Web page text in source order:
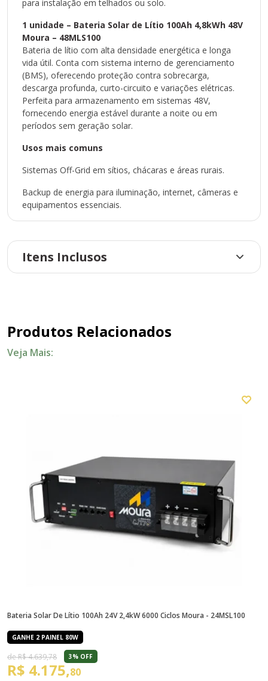
para instalação em telhados ou solo.
1 unidade – Bateria Solar de Lítio 100Ah 4,8kWh 48V
Moura – 48MLS100
Bateria de lítio com alta densidade energética e longa
vida útil. Conta com sistema interno de gerenciamento
(BMS), oferecendo proteção contra sobrecarga,
descarga profunda, curto-circuito e variações elétricas.
Perfeita para armazenamento em sistemas 48V,
fornecendo energia estável durante a noite ou em
períodos sem geração solar.
Usos mais comuns
Sistemas Off-Grid em sítios, chácaras e áreas rurais.
Backup de energia para iluminação, internet, câmeras e
equipamentos essenciais.
Itens Inclusos
Produtos Relacionados
Veja Mais:
Bateria Solar De Lítio 100Ah 24V 2,4kW 6000 Ciclos Moura - 24MSL100
GANHE 2 PAINEL 80W
de R$ 4.639,78 3% OFF
R$ 4.175,80